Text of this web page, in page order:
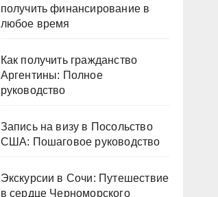
получить финансирование в
любое время
Как получить гражданство
Аргентины: Полное
руководство
Запись на визу в Посольство
США: Пошаговое руководство
Экскурсии в Сочи: Путешествие
в сердце Черноморского